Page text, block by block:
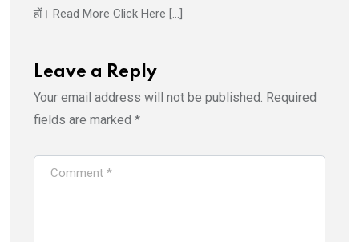
हों। Read More Click Here […]
Leave a Reply
Your email address will not be published. Required
fields are marked *